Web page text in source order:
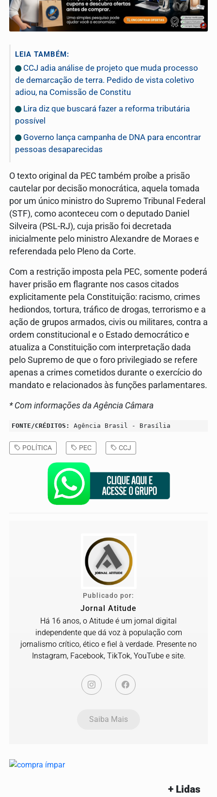
LEIA TAMBÉM:
CCJ adia análise de projeto que muda processo
de demarcação de terra. Pedido de vista coletivo
adiou, na Comissão de Constitu
Lira diz que buscará fazer a reforma tributária
possível
Governo lança campanha de DNA para encontrar
pessoas desaparecidas
O texto original da PEC também proíbe a prisão
cautelar por decisão monocrática, aquela tomada
por um único ministro do Supremo Tribunal Federal
(STF), como aconteceu com o deputado Daniel
Silveira (PSL-RJ), cuja prisão foi decretada
inicialmente pelo ministro Alexandre de Moraes e
referendada pelo Pleno da Corte.
Com a restrição imposta pela PEC, somente poderá
haver prisão em flagrante nos casos citados
explicitamente pela Constituição: racismo, crimes
hediondos, tortura, tráfico de drogas, terrorismo e a
ação de grupos armados, civis ou militares, contra a
ordem constitucional e o Estado democrático e
atualiza a Constituição com interpretação dada
pelo Supremo de que o foro privilegiado se refere
apenas a crimes cometidos durante o exercício do
mandato e relacionados às funções parlamentares.
* Com informações da Agência Câmara
FONTE/CRÉDITOS: Agência Brasil - Brasília
POLÍTICA PEC CCJ
Publicado por:
Jornal Atitude
Há 16 anos, o Atitude é um jornal digital
independente que dá voz à população com
jornalismo crítico, ético e fiel à verdade. Presente no
Instagram, Facebook, TikTok, YouTube e site.
Saiba Mais
+ Lidas